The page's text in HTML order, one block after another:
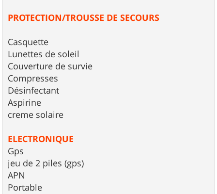
PROTECTION/TROUSSE DE SECOURS
Casquette
Lunettes de soleil
Couverture de survie
Compresses
Désinfectant
Aspirine
creme solaire
ELECTRONIQUE
Gps
jeu de 2 piles (gps)
APN
Portable